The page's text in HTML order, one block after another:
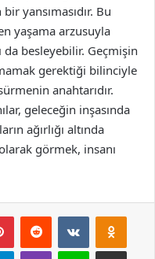
yansımasıdır. Bu
yaşama arzusuyla
besleyebilir. Geçmişin
gerektiği bilinciyle
anahtarıdır.
geleceğin inşasında
ağırlığı altında
görmek, insanı
PinterestReddit VKontakte
TelegramViber Line E-Posta ile